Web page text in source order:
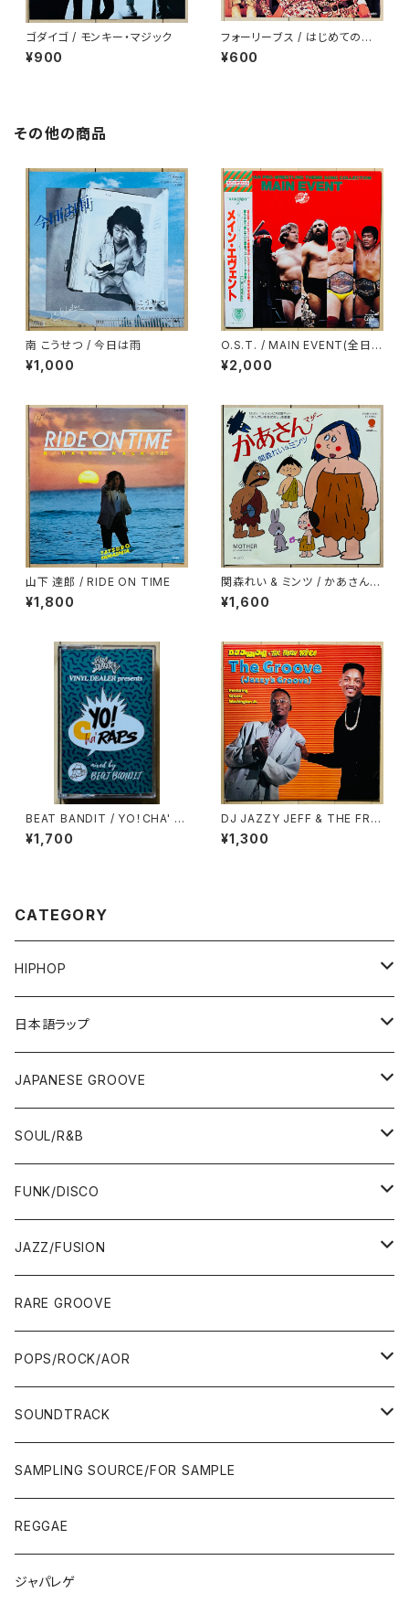
ゴダイゴ / モンキー・マジック
¥900
フォーリーブス / はじめての世
界で
¥600
その他の商品
南 こうせつ / 今日は雨
¥1,000
O.S.T. / MAIN EVENT(全日本
プロレス・テーマ・ソング・コレク
ション)
¥2,000
山下 達郎 / RIDE ON TIME
¥1,800
関森れい & ミンツ / かあさん
(マザー)
¥1,600
BEAT BANDIT / YO！CHA' R
APS
¥1,700
DJ JAZZY JEFF & THE FRE
SH PRINCE / THE GROOVE
(JAZZY'S GROOVE)
¥1,300
CATEGORY
HIPHOP
12"/7"
80'S OLD SCHOOL
EARLY 90'S MIDDLE〜NEW SCHOOL
JAPAN ONLY RELEASE/REMIX
LP
80'S OLD SCHOOL
EARLY 90'S MIDDLE〜NEW SCHOOL
JAPAN ONLY RELEASE/REMIX
日本語ラップ
12"/7"
80'S OLD SCHOOL〜EARLY 90'S
MID〜LATE 90'S
LP
80'S OLD SCHOOL〜EARLY 90'S
MID〜LATE 90'S
CD/TAPE
CD-R/DEMO/SAMPLE
CD ALBUM
JAPANESE GROOVE
LP
60'S/70'S
80'S
7"/12"
60'S/70'S
80'S
SOUL/R&B
LP
60'S/70'S
80'S
12"/7"
60'S/70'S
80'S
FUNK/DISCO
LP
70'S
80'S
12"/7"
70'S
80'S
JAZZ/FUSION
JAZZ
FUSION
RARE GROOVE
POPS/ROCK/AOR
POPS/S.S.W.
ROCK/AOR
SOUNDTRACK
LP
JAPANESE
OTHERS
7"/12"
JAPANESE
SAMPLING SOURCE/FOR SAMPLE
REGGAE
ジャパレゲ